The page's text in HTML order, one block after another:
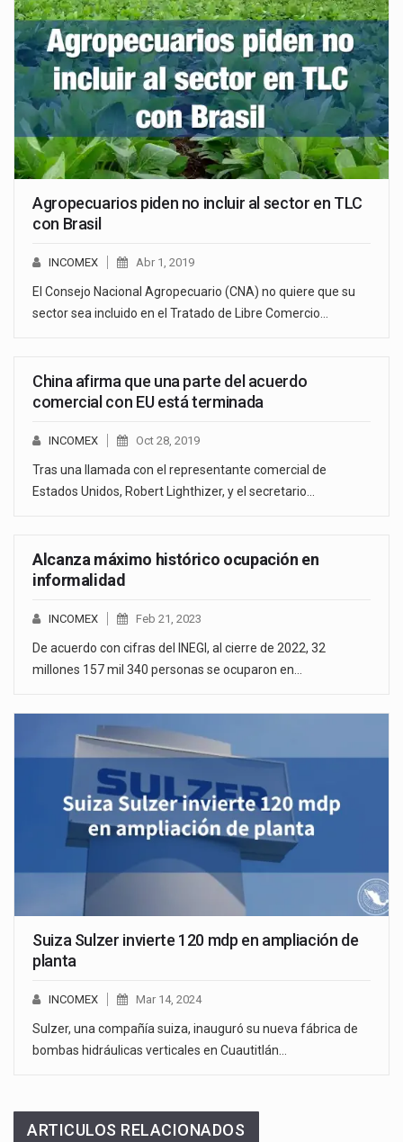
Agropecuarios piden no incluir al sector en TLC
con Brasil
INCOMEX Abr 1, 2019
El Consejo Nacional Agropecuario (CNA) no quiere que su
sector sea incluido en el Tratado de Libre Comercio…
China afirma que una parte del acuerdo
comercial con EU está terminada
INCOMEX Oct 28, 2019
Tras una llamada con el representante comercial de
Estados Unidos, Robert Lighthizer, y el secretario…
Alcanza máximo histórico ocupación en
informalidad
INCOMEX Feb 21, 2023
De acuerdo con cifras del INEGI, al cierre de 2022, 32
millones 157 mil 340 personas se ocuparon en…
Suiza Sulzer invierte 120 mdp en ampliación de
planta
INCOMEX Mar 14, 2024
Sulzer, una compañía suiza, inauguró su nueva fábrica de
bombas hidráulicas verticales en Cuautitlán…
ARTICULOS RELACIONADOS